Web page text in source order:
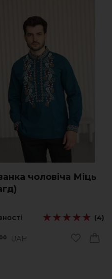
чоловіча Міць
★★★★★
★★★★★ (4)
00 UAH